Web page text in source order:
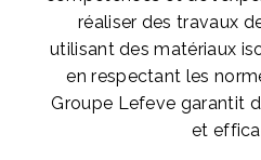
réaliser des travaux
utilisant des matériaux
en respectant les
Groupe Lefeve garantit
et